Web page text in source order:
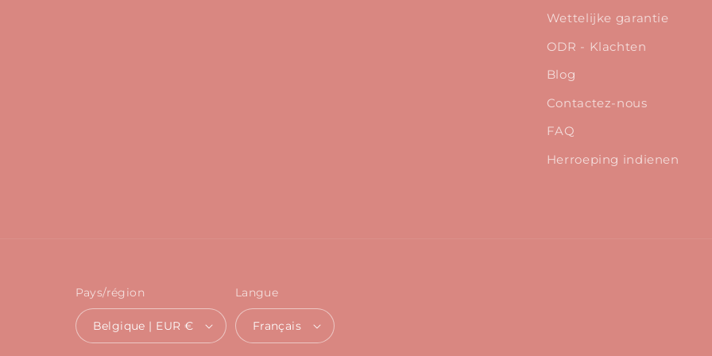
Wettelijke garantie
ODR - Klachten
Blog
Contactez-nous
FAQ
Herroeping indienen
Pays/région
Belgique | EUR €
Langue
Français